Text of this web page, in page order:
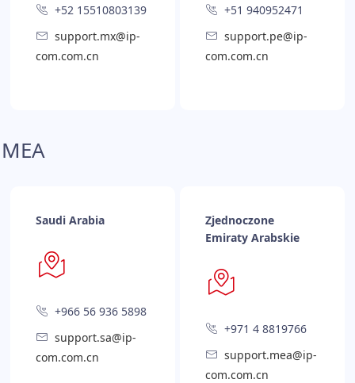
+52 15510803139
support.mx@ip-
com.com.cn
+51 940952471
support.pe@ip-
com.com.cn
MEA
Saudi Arabia
+966 56 936 5898
support.sa@ip-
com.com.cn
Zjednoczone
Emiraty Arabskie
+971 4 8819766
support.mea@ip-
com.com.cn